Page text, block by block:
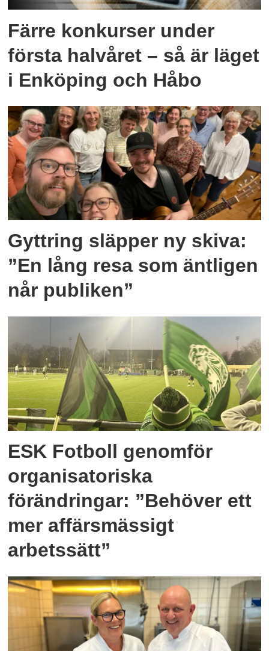
Färre konkurser under
första halvåret – så är läget
i Enköping och Håbo
Gyttring släpper ny skiva:
”En lång resa som äntligen
når publiken”
ESK Fotboll genomför
organisatoriska
förändringar: ”Behöver ett
mer affärsmässigt
arbetssätt”